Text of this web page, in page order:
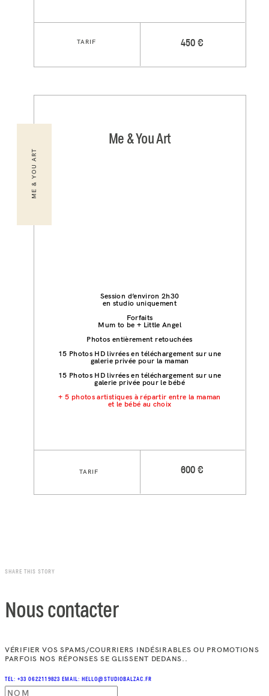
Me & You Art
ME & YOU ART
Session d’environ 2h30
en studio uniquement
Forfaits
Mum to be + Little Angel
Photos entièrement retouchées
15 Photos HD livrées en téléchargement sur une
galerie privée pour la maman
15 Photos HD livrées en téléchargement sur une
galerie privée pour le bébé
+ 5 photos artistiques à répartir entre la maman
et le bébé au choix
600 €
TARIF
450 €
TARIF
SHARE THIS STORY
Nous contacter
VÉRIFIER VOS SPAMS/COURRIERS INDÉSIRABLES OU PROMOTIONS
PARFOIS NOS RÉPONSES SE GLISSENT DEDANS..
TEL: +33 0622119823 EMAIL: HELLO@STUDIOBALZAC.FR